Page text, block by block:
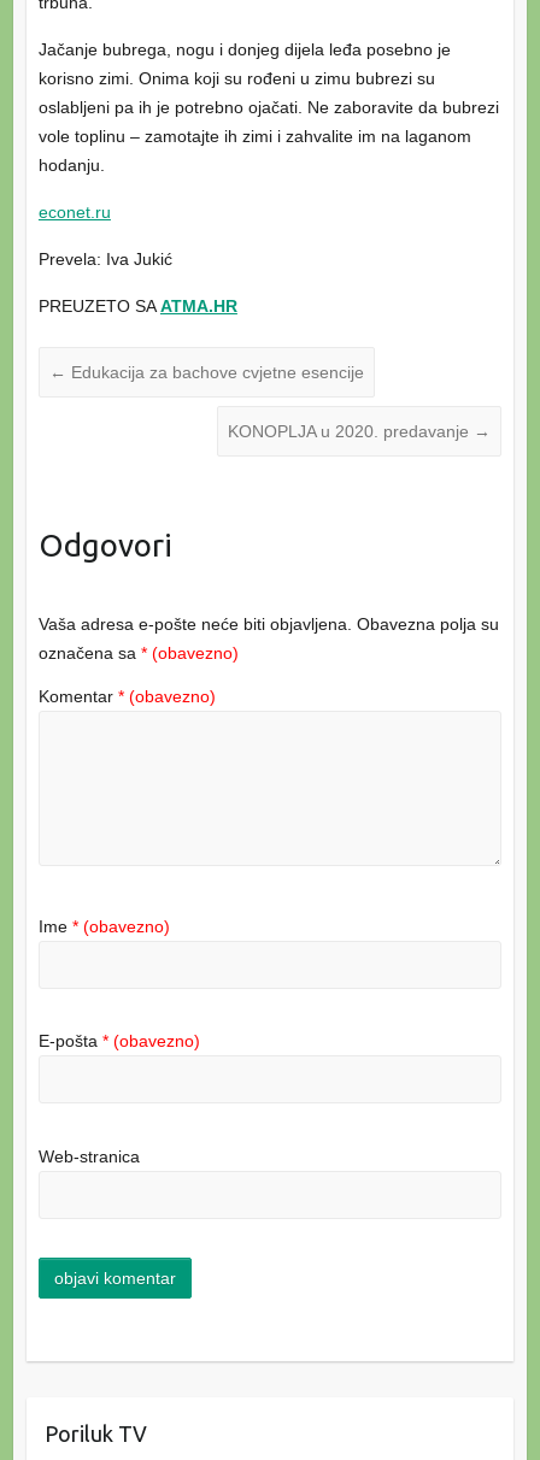
Jačanje bubrega, nogu i donjeg dijela leđa posebno je
korisno zimi. Onima koji su rođeni u zimu bubrezi su
oslabljeni pa ih je potrebno ojačati. Ne zaboravite da bubrezi
vole toplinu – zamotajte ih zimi i zahvalite im na laganom
hodanju.
econet.ru
Prevela: Iva Jukić
PREUZETO SAATMA.HR
← Edukacija za bachove cvjetne esencije
KONOPLJA u 2020. predavanje →
Odgovori
Vaša adresa e-pošte neće biti objavljena. Obavezna polja su
označena sa * (obavezno)
Komentar * (obavezno)
Ime * (obavezno)
E-pošta * (obavezno)
Web-stranica
Poriluk TV